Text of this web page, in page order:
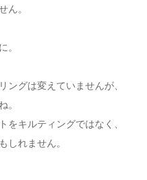
ん。
ングは変えていませんが、
。
をキルティングではなく、
しれません。